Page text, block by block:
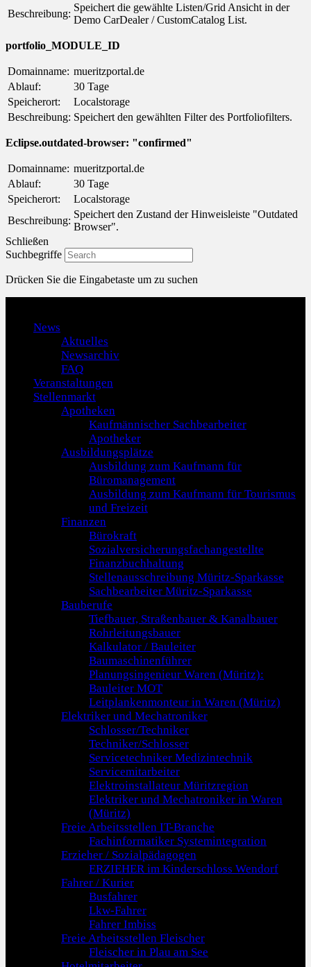
Beschreibung:
Speichert die gewählte Listen/Grid Ansicht in der
Demo CarDealer / CustomCatalog List.
portfolio_MODULE_ID
Domainname: mueritzportal.de
Ablauf:
30 Tage
Speicherort:
Localstorage
Beschreibung: Speichert den gewählten Filter des Portfoliofilters.
Eclipse.outdated-browser: "confirmed"
Domainname: mueritzportal.de
Ablauf:
30 Tage
Speicherort:
Localstorage
Beschreibung:
Speichert den Zustand der Hinweisleiste "Outdated
Browser".
Schließen
Suchbegriffe
Drücken Sie die Eingabetaste um zu suchen
News
Aktuelles
Newsarchiv
FAQ
Veranstaltungen
Stellenmarkt
Apotheken
Kaufmännischer Sachbearbeiter
Apotheker
Ausbildungsplätze
Ausbildung zum Kaufmann für
Büromanagement
Ausbildung zum Kaufmann für Tourismus
und Freizeit
Finanzen
Bürokraft
Sozialversicherungsfachangestellte
Finanzbuchhaltung
Stellenausschreibung Müritz-Sparkasse
Sachbearbeiter Müritz-Sparkasse
Bauberufe
Tiefbauer, Straßenbauer & Kanalbauer
Rohrleitungsbauer
Kalkulator / Bauleiter
Baumaschinenführer
Planungsingenieur Waren (Müritz):
Bauleiter MOT
Leitplankenmonteur in Waren (Müritz)
Elektriker und Mechatroniker
Schlosser/Techniker
Techniker/Schlosser
Servicetechniker Medizintechnik
Servicemitarbeiter
Elektroinstallateur Müritzregion
Elektriker und Mechatroniker in Waren
(Müritz)
Freie Arbeitsstellen IT-Branche
Fachinformatiker Systemintegration
Erzieher / Sozialpädagogen
ERZIEHER im Kinderschloss Wendorf
Fahrer / Kurier
Busfahrer
Lkw-Fahrer
Fahrer Imbiss
Freie Arbeitsstellen Fleischer
Fleischer in Plau am See